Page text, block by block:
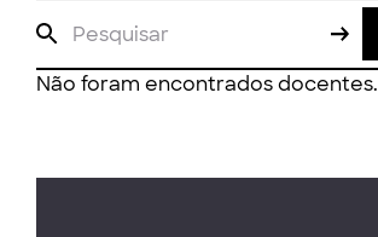
Não foram encontrados docentes.